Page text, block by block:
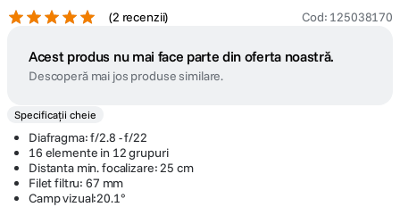
(2 recenzii) Cod: 125038170
Acest produs nu mai face parte din oferta noastră.
Descoperă mai jos produse similare.
Specificații cheie
Diafragma: f/2.8 - f/22
16 elemente in 12 grupuri
Distanta min. focalizare: 25 cm
Filet filtru: 67 mm
Camp vizual:20.1°